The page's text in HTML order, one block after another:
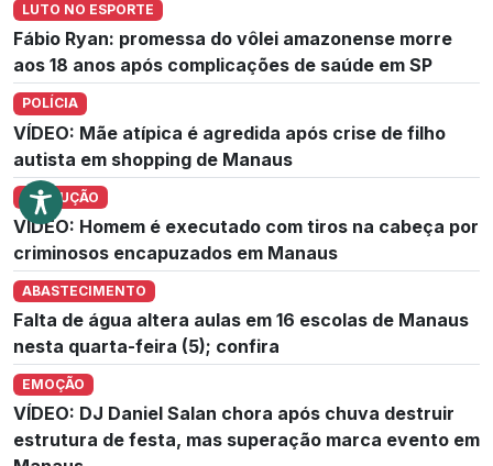
LUTO NO ESPORTE
Fábio Ryan: promessa do vôlei amazonense morre
aos 18 anos após complicações de saúde em SP
POLÍCIA
VÍDEO: Mãe atípica é agredida após crise de filho
autista em shopping de Manaus
EXECUÇÃO
VÍDEO: Homem é executado com tiros na cabeça por
criminosos encapuzados em Manaus
ABASTECIMENTO
Falta de água altera aulas em 16 escolas de Manaus
nesta quarta-feira (5); confira
EMOÇÃO
VÍDEO: DJ Daniel Salan chora após chuva destruir
estrutura de festa, mas superação marca evento em